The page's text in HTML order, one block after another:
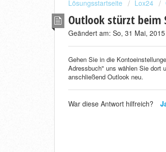
Lösungsstartseite Lox24
Outlook stürzt beim
Geändert am: So, 31 Mai,
Gehen Sie in die
Adressbuch" uns wählen Sie dort
anschließend Outlook neu.
War diese Antwort hilfreich?